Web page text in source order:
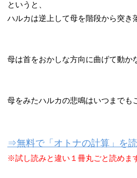
というと、
ハルカは逆上して母を階段から突き
母は首をおかしな方向に曲げて動か
母をみたハルカの悲鳴はいつまでも
⇒無料で「オトナの計算」を
※試し読みと違い１冊丸ごと読めま